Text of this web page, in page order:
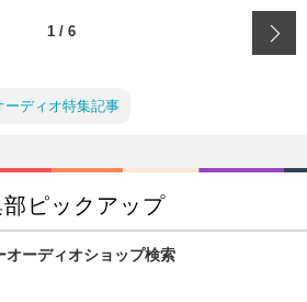
1 / 6
ーディオ特集記事
ピックアップ
オーディオショップ検索